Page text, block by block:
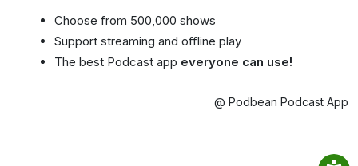
Choose from 500,000 shows
Support streaming and offline play
The best Podcast app everyone can use!
@ Podbean Podcast App